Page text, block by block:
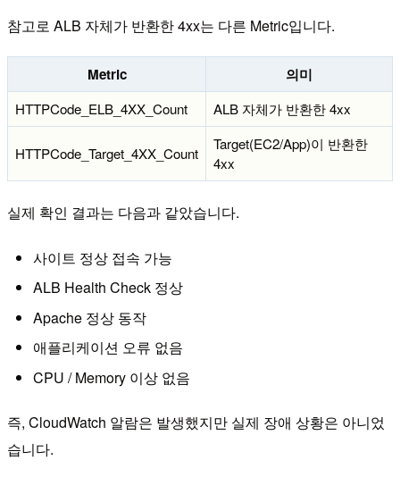
참고로 ALB 자체가 반환한 4xx는 다른 Metric입니다.
Metric 의미
HTTPCode_ELB_4XX_Count ALB 자체가 반환한 4xx
HTTPCode_Target_4XX_Count
Target(EC2/App)이 반환한
4xx
실제 확인 결과는 다음과 같았습니다.
사이트 정상 접속 가능
ALB Health Check 정상
Apache 정상 동작
애플리케이션 오류 없음
CPU / Memory 이상 없음
즉, CloudWatch 알람은 발생했지만 실제 장애 상황은 아니었
습니다.